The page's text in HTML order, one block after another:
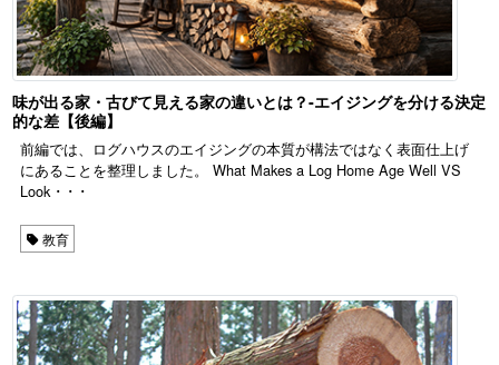
味が出る家・古びて見える家の違いとは？-エイジングを分ける決定
的な差【後編】
前編では、ログハウスのエイジングの本質が構法ではなく表面仕上げ
にあることを整理しました。 What Makes a Log Home Age Well VS
Look ･ ･ ･
教育